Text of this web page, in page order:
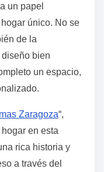
un papel
único. No se
de la
bien
un espacio,
Zaragoza“,
en esta
rica historia y
a través del